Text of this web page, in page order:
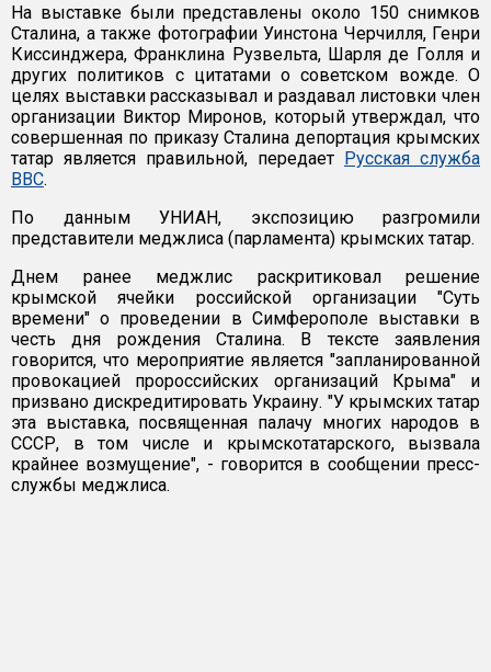
На выставке были представлены около 150 снимков
Сталина, а также фотографии Уинстона Черчилля, Генри
Киссинджера, Франклина Рузвельта, Шарля де Голля и
других политиков с цитатами о советском вожде. О
целях выставки рассказывал и раздавал листовки член
организации Виктор Миронов, который утверждал, что
совершенная по приказу Сталина депортация крымских
татар является правильной, передает Русская служба
ВВС.
По данным УНИАН, экспозицию разгромили
представители меджлиса (парламента) крымских татар.
Днем ранее меджлис раскритиковал решение
крымской ячейки российской организации "Суть
времени" о проведении в Симферополе выставки в
честь дня рождения Сталина. В тексте заявления
говорится, что мероприятие является "запланированной
провокацией пророссийских организаций Крыма" и
призвано дискредитировать Украину. "У крымских татар
эта выставка, посвященная палачу многих народов в
СССР, в том числе и крымскотатарского, вызвала
крайнее возмущение", - говорится в сообщении пресс-
службы меджлиса.